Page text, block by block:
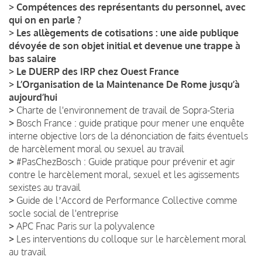
> Compétences des représentants du personnel, avec
qui on en parle ?
> Les allègements de cotisations : une aide publique
dévoyée de son objet initial et devenue une trappe à
bas salaire
> Le DUERP des IRP chez Ouest France
> L’Organisation de la Maintenance De Rome jusqu’à
aujourd’hui
> Charte de l'environnement de travail de Sopra-Steria
> Bosch France : guide pratique pour mener une enquête
interne objective lors de la dénonciation de faits éventuels
de harcèlement moral ou sexuel au travail
> #PasChezBosch : Guide pratique pour prévenir et agir
contre le harcèlement moral, sexuel et les agissements
sexistes au travail
> Guide de lʼAccord de Performance Collective comme
socle social de l'entreprise
> APC Fnac Paris sur la polyvalence
> Les interventions du colloque sur le harcèlement moral
au travail